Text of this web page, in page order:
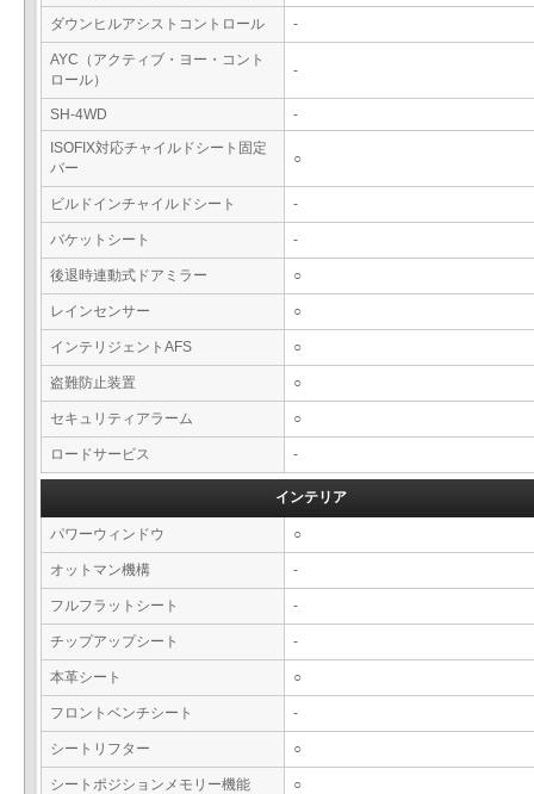
ダウンヒルアシストコントロール -
AYC（アクティブ・ヨー・コント
ロール）
-
SH-4WD
-
ISOFIX対応チャイルドシート固定
バー
○
ビルドインチャイルドシート -
バケットシート -
後退時連動式ドアミラー ○
レインセンサー ○
インテリジェントAFS ○
盗難防止装置 ○
セキュリティアラーム ○
ロードサービス -
インテリア
パワーウィンドウ ○
オットマン機構 -
フルフラットシート -
チップアップシート -
本革シート ○
フロントベンチシート -
シートリフター ○
シートポジションメモリー機能 ○